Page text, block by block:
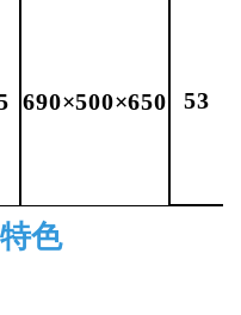
690×500×650 53
色